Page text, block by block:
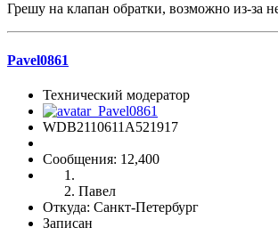
Грешу на клапан обратки, возможно из-за
Pavel0861
Технический модератор
WDB2110611A521917
Сообщения: 12,400
Павел
Откуда: Санкт-Петербург
Записан